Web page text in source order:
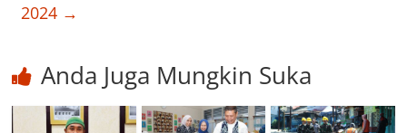
2024 →
Anda Juga Mungkin Suka